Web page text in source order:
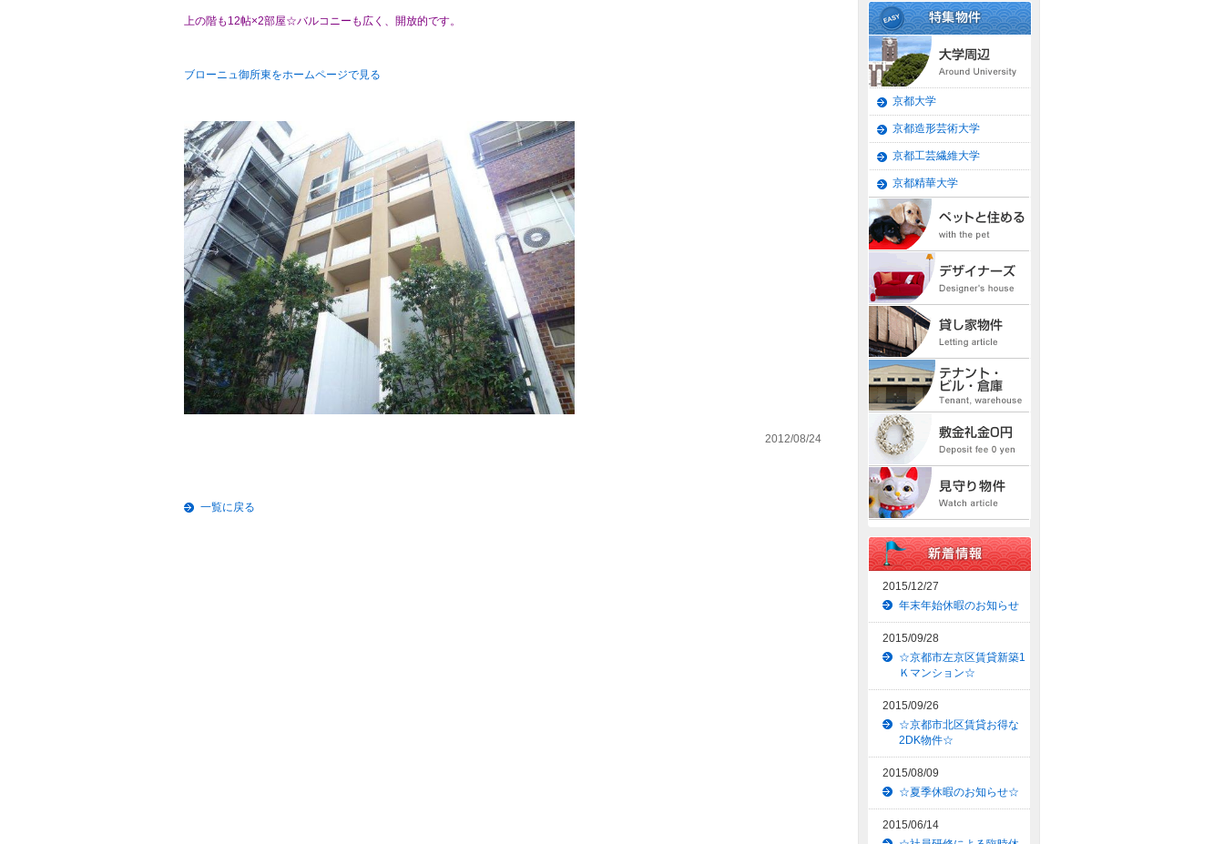
上の階も12帖×2部屋☆バルコニーも広く、開放的です。
ブローニュ御所東をホームページで見る
2012/08/24
一覧に戻る
京都大学
京都造形芸術大学
京都工芸繊維大学
京都精華大学
2015/12/27
年末年始休暇のお知らせ
2015/09/28
☆京都市左京区賃貸新築1
Ｋマンション☆
2015/09/26
☆京都市北区賃貸お得な
2DK物件☆
2015/08/09
☆夏季休暇のお知らせ☆
2015/06/14